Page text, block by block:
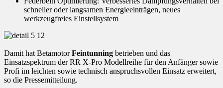
schneller oder langsamen Energieeinträgen, neues
werkzeugfreies Einstellsystem
Damit hat BetamotorFeintunning betrieben und das
Einsatzspektrum der RR X-Pro Modellreihe für den Anfänger sowie
Profi im leichten sowie technisch anspruchsvollen Einsatz erweitert,
so die Pressemitteilung.